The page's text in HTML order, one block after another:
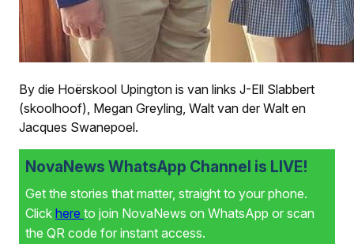
By die Hoërskool Upington is van links J-Ell Slabbert
(skoolhoof), Megan Greyling, Walt van der Walt en
Jacques Swanepoel.
NovaNews WhatsApp Channel is LIVE!
Get the stories that matter, straight to your phone.
Click here to join NovaNews on WhatsApp or scan
the QR code for instant access.